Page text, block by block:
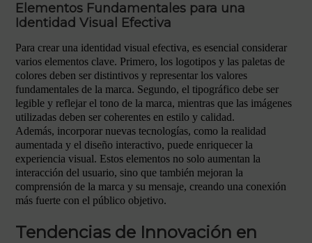
Elementos Fundamentales para una
Identidad Visual Efectiva
Para crear una identidad visual efectiva, es esencial considerar
varios elementos clave. Primero, los logotipos y las paletas de
colores deben ser distintivos y representar los valores
fundamentales de la marca. Segundo, el tipográfico debe ser
legible y reflejar el tono de la marca, mientras que las imágenes
utilizadas deben ser coherentes en estilo y calidad.
Además, incorporar nuevas tecnologías, como la realidad
aumentada y el diseño interactivo, puede enriquecer la
experiencia visual. Estos elementos no solo aumentan la
interacción del usuario, sino que también mejoran la
comprensión de la marca y su mensaje, creando una conexión
más fuerte con el público objetivo.
Tendencias de Innovación en